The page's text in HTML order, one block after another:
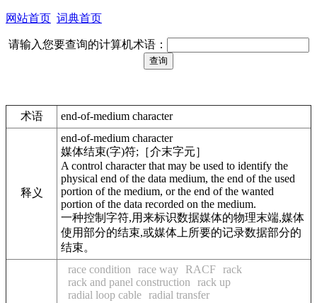
网站首页 词典首页
请输入您要查询的计算机术语：
术语 end-of-medium character
释义
end-of-medium character
媒体结束(字)符;［介末字元］
A control character that may be used to identify the
physical end of the data medium, the end of the used
portion of the medium, or the end of the wanted
portion of the data recorded on the medium.
一种控制字符,用来标识数据媒体的物理末端,媒体
使用部分的结束,或媒体上所要的记录数据部分的
结束。
race condition race way RACF rack
rack and panel construction
rack up
radial loop cable radial transfer